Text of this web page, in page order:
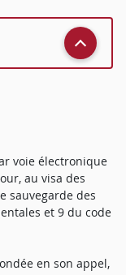
voie électronique
au visa des
sauvegarde des
et 9 du code
en son appel,